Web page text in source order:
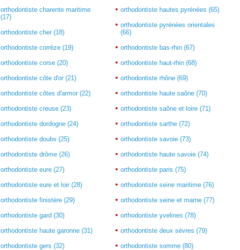
orthodontiste charente maritime
(17)
orthodontiste cher (18)
orthodontiste corrèze (19)
orthodontiste corse (20)
orthodontiste côte d'or (21)
orthodontiste côtes d'armor (22)
orthodontiste creuse (23)
orthodontiste dordogne (24)
orthodontiste doubs (25)
orthodontiste drôme (26)
orthodontiste eure (27)
orthodontiste eure et loir (28)
orthodontiste finistère (29)
orthodontiste gard (30)
orthodontiste haute garonne (31)
orthodontiste gers (32)
orthodontiste hautes pyrénées (65)
orthodontiste pyrénées orientales
(66)
orthodontiste bas-rhin (67)
orthodontiste haut-rhin (68)
orthodontiste rhône (69)
orthodontiste haute saône (70)
orthodontiste saône et loire (71)
orthodontiste sarthe (72)
orthodontiste savoie (73)
orthodontiste haute savoie (74)
orthodontiste paris (75)
orthodontiste seine maritime (76)
orthodontiste seine et marne (77)
orthodontiste yvelines (78)
orthodontiste deux sèvres (79)
orthodontiste somme (80)